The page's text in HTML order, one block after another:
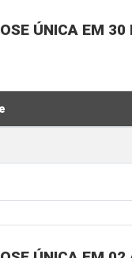
ÚNICA EM 30